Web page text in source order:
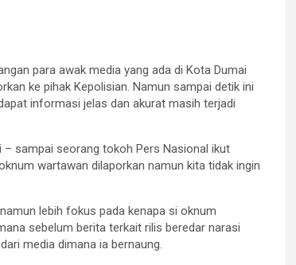
para awak media yang ada di Kota Dumai
ke pihak Kepolisian. Namun sampai detik ini
informasi jelas dan akurat masih terjadi
sampai seorang tokoh Pers Nasional ikut
wartawan dilaporkan namun kita tidak ingin
lebih fokus pada kenapa si oknum
sebelum berita terkait rilis beredar narasi
media dimana ia bernaung.